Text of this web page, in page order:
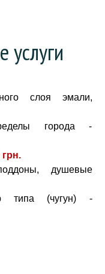
услуги
слоя эмали,
города -
грн.
душевые
типа (чугун) -